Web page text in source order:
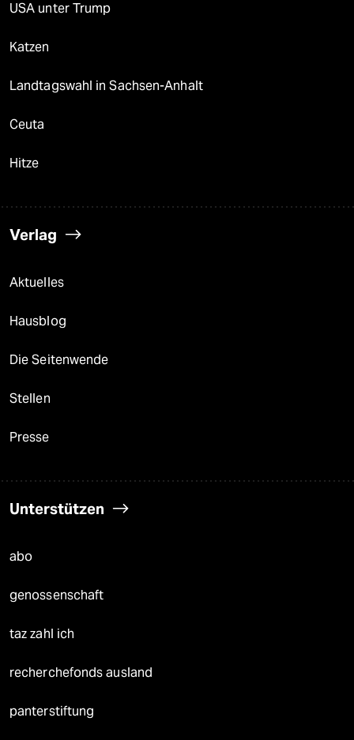
USA unter Trump
Katzen
Landtagswahl in Sachsen-Anhalt
Ceuta
Hitze
Verlag
Aktuelles
Hausblog
Die Seitenwende
Stellen
Presse
Unterstützen
abo
genossenschaft
taz zahl ich
recherchefonds ausland
panterstiftung